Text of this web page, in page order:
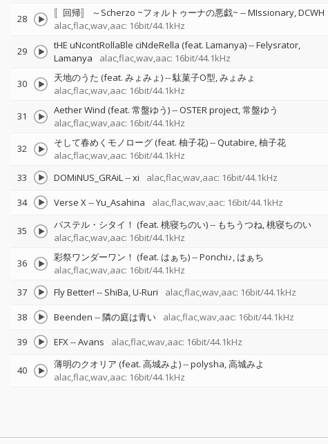
28 〚回帰〛 ～Scherzo ~フォルトゥーナの悪戯~ --MIssionary DCWH
alac,flac,wav,aac: 16bit/44.1kHz
29 tHE uNcontRollaBle ciNdeRella (feat. Lamanya)--Felysrator
Lamanya
alac,flac,wav,aac: 16bit/44.1kHz
30 天地のうた (feat. みょみょ)--駄菓子O型 みょみょ
alac,flac,wav,aac: 16bit/44.1kHz
31 Aether Wind (feat. 常盤ゆう)--OSTER project 常盤ゆう
alac,flac,wav,aac: 16bit/44.1kHz
32 そして春めくモノローグ (feat. 柚子花)--Qutabire 柚子花
alac,flac,wav,aac: 16bit/44.1kHz
33 DOMiNUS_GRAiL--xi alac,flac,wav,aac: 16bit/44.1kHz
34
Verse X--Yu_Asahina alac,flac,wav,aac: 16bit/44.1kHz
35 パステル・シタイ！ (feat. 桃寝ちのい)-- もちうつね 桃寝ちのい
alac,flac,wav,aac: 16bit/44.1kHz
36 彩祭ワンダーワン！ (feat. はぁち)--Ponchi♪ はぁち
alac,flac,wav,aac: 16bit/44.1kHz
37 Fly Better! -- ShiBa U-Ruri alac,flac,wav,aac: 16bit/44.1kHz
38
Beenden --隣の庭は青い alac,flac,wav,aac: 16bit/44.1kHz
39
EFX--Avans alac,flac,wav,aac: 16bit/44.1kHz
40 薄明のクオリア (feat. 高城みよ)--polysha 高城みよ
alac,flac,wav,aac: 16bit/44.1kHz